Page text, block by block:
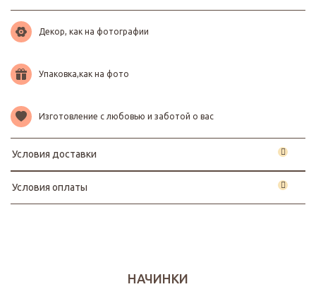
Декор, как на фотографии
Упаковка,как на фото
Изготовление с любовью и заботой о вас
Условия доставки
Условия оплаты
НАЧИНКИ